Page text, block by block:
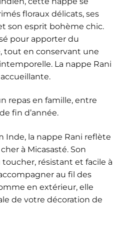
floraux délicats, ses
son esprit bohème chic.
pour apporter du
tout en conservant une
La nappe Rani
repas en famille, entre
fin d’année.
Inde, la nappe Rani reflète
à Micasasté. Son
résistant et facile à
au fil des
en extérieur, elle
de votre décoration de